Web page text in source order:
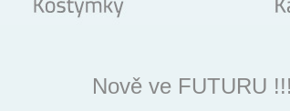
Nově ve FUTURU !!!